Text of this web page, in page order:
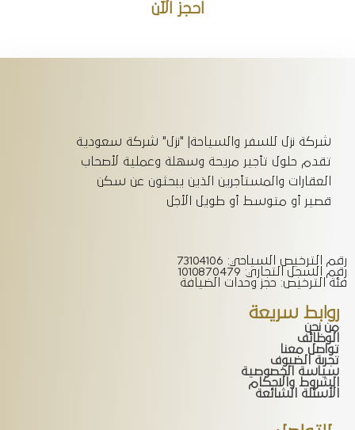
احجز الآن
شركة نزل للسفر والسياحة| "نزل" شركة سعودية
تقدم حلول تأجير مريحة وسهلة وعملية لأصحاب
العقارات والمستأجرين الذين يبحثون عن سكن
قصير أو متوسط أو طويل الأجل
رقم الترخيص السياحي: 73104106
رقم السجل التجاري: 1010870479
فئة الترخيص: حجز وحدات الضيافة
روابط سريعة
من نحن
الوظائف
تواصل معنا
تجربة الضيوف
سياسة الخصوصية
الشروط والاحكام
الأسئلة الشائعة